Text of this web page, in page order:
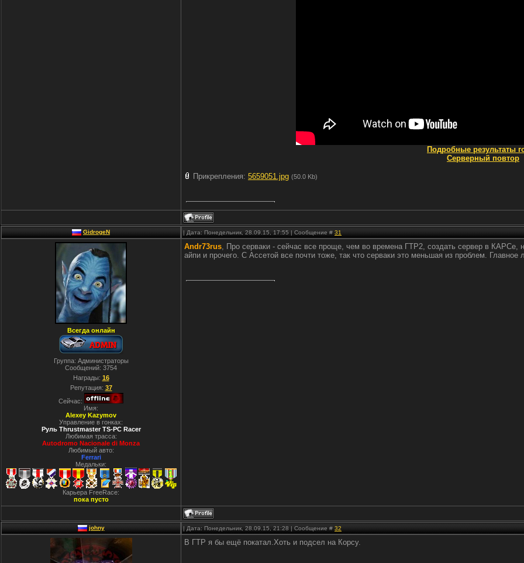
Подробные результаты
Серверный повтор
Прикрепления: 5659051.jpg (50.0 Kb)
GidrogeN | Дата: Понедельник, 28.09.15, 17:55 | Сообщение # 31
Всегда онлайн
Группа: Администраторы
Сообщений: 3754
Награды: 16
Репутация: 37
Сейчас:
Имя:
Alexey Kazymov
Управление в гонках:
Руль Thrustmaster TS-PC Racer
Любимая трасса:
Autodromo Nacionale di Monza
Любимый авто:
Ferrari
Медальки:
Карьера FreeRace:
пока пусто
Andr73rus, Про серваки - сейчас все проще, чем во времена ГТР2, создать сервер в КАРСе,
айпи и прочего. С Ассетой все почти тоже, так что серваки это меньшая из проблем.
johny | Дата: Понедельник, 28.09.15, 21:28 | Сообщение # 32
В ГТР я бы ещё покатал.Хоть и подсел на Корсу.